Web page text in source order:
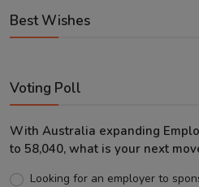
Best Wishes
Voting Poll
With Australia expanding
to 58,040, what is your next
Looking for an employer to